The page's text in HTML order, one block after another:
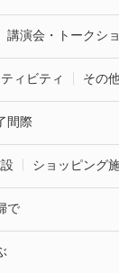
講演会・トークシ
ィビティ その
間際
ショッピング
で